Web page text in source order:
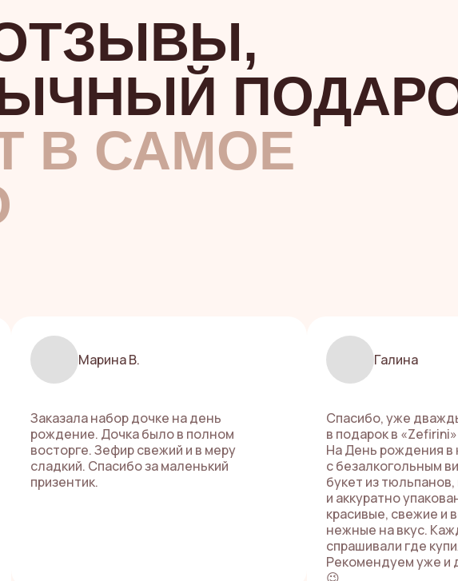
В САМОЕ
Марина В.
Заказала набор дочке на день
рождение. Дочка было в полном
восторге. Зефир свежий и в меру
сладкий. Спасибо за маленький
призентик.
Галина
Спасибо, уже
в подарок в
На День рождения в
с безалкогольным
букет из
и аккуратно
красивые, свежие и
нежные на вкус.
спрашивали где
Рекомендуем уже и